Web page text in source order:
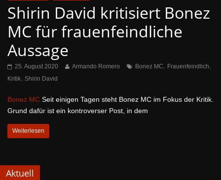
Shirin David kritisiert Bonez
MC für frauenfeindliche
Aussage
25. August 2020 Armando Romero Bonez MC, Frauenfeindlich,
Kritik, Shirin David
Bonez MC Seit einigen Tagen steht Bonez MC im Fokus der Kritik.
Grund dafür ist ein kontroverser Post, in dem
Weiterlesen
Aktuell